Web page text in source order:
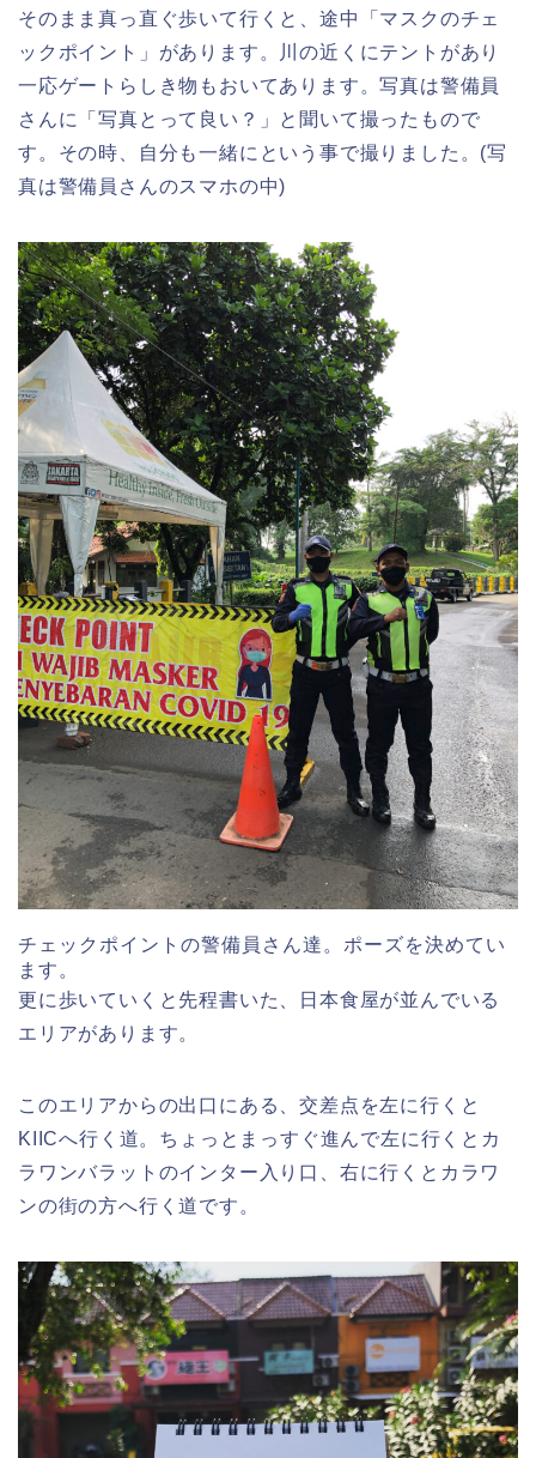
そのまま真っ直ぐ歩いて行くと、途中「マスクのチェ
ックポイント」があります。川の近くにテントがあり
一応ゲートらしき物もおいてあります。写真は警備員
さんに「写真とって良い？」と聞いて撮ったもので
す。その時、自分も一緒にという事で撮りました。(写
真は警備員さんのスマホの中)
チェックポイントの警備員さん達。ポーズを決めてい
ます。
更に歩いていくと先程書いた、日本食屋が並んでいる
エリアがあります。
このエリアからの出口にある、交差点を左に行くと
KIICへ行く道。ちょっとまっすぐ進んで左に行くとカ
ラワンバラットのインター入り口、右に行くとカラワ
ンの街の方へ行く道です。